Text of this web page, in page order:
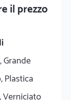
il prezzo
Grande
Plastica
Verniciato